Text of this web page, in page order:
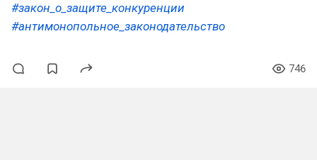
#закон_о_защите_конкуренции
#антимонопольное_законодательство
746